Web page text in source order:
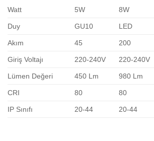
Watt 5W 8W
Duy GU10 LED
Akım 45 200
Giriş Voltajı 220-240V 220-240V
Lümen Değeri 450 Lm 980 Lm
CRI 80 80
IP Sınıfı 20-44 20-44